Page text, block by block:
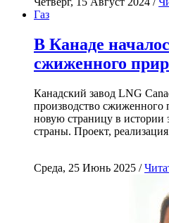
Газ
В Канаде
сжиженного
Канадский завод LNG
производство сжиженного
новую страницу в истории
страны. Проект,
Среда, 25 Июнь 2025 /